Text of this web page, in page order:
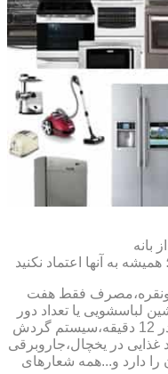
بانه
به آنها اعتماد نکنید
ونقره،مصرف فقط هفت
یا تعداد دور
دیگ درونی،شست و شوی ظروف تنها در 12 دقیقه،سیستم گردش
غذایی در یخچال،جاروبرقی
دارد و...همه شعارهای